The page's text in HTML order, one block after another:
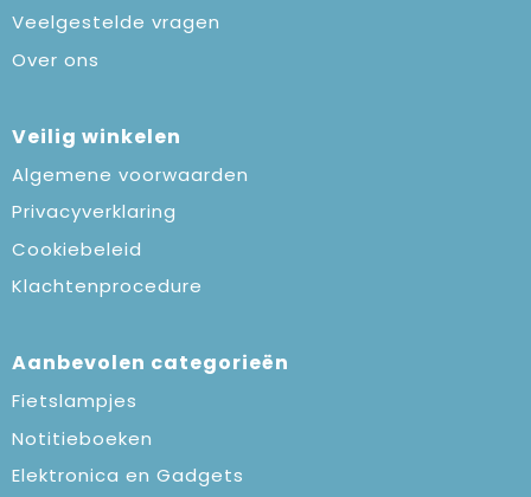
Veelgestelde vragen
Over ons
Veilig winkelen
Algemene voorwaarden
Privacyverklaring
Cookiebeleid
Klachtenprocedure
Aanbevolen categorieën
Fietslampjes
Notitieboeken
Elektronica en Gadgets